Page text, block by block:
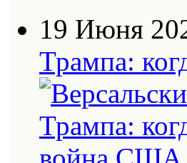
19 Июня
Трампа: